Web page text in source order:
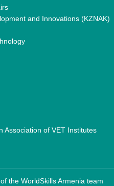
and Innovations (KZNAK)
Association of VET Institutes
the WorldSkills Armenia team